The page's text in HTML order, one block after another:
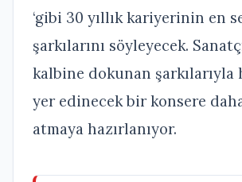
‘gibi 30 yıllık kariyerinin en
şarkılarını söyleyecek.
kalbine dokunan şarkılarıyla
yer edinecek bir konsere
atmaya hazırlanıyor.